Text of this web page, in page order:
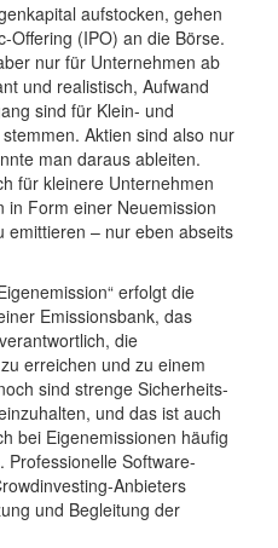
aufstocken, gehen
Offering (IPO) an die Börse.
nur für Unternehmen ab
und realistisch, Aufwand
sind für Klein- und
Aktien sind also nur
man daraus ableiten.
für kleinere Unternehmen
in Form einer Neuemission
emittieren – nur eben abseits
erfolgt die
Emissionsbank, das
die
erreichen und zu einem
sind strenge Sicherheits-
und das ist auch
bei Eigenemissionen häufig
Professionelle Software-
Anbieters
und Begleitung der